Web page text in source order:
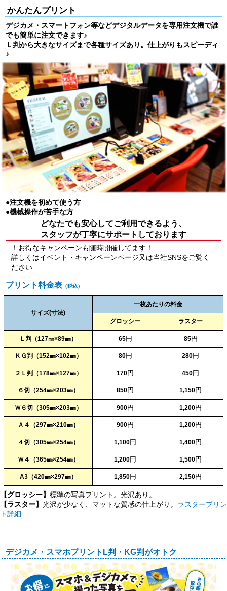
かんたんプリント
デジカメ・スマートフォン等などデジタルデータを専用注文機で誰
でも簡単に注文できます♪
Ｌ判から大きなサイズまで各種サイズあり。仕上がりもスピーディ
♪
●注文機を初めて使う方
●機械操作が苦手な方
どなたでも安心してご利用できるよう、
スタッフが丁寧にサポートしております
！お得なキャンペーンも随時開催してます！
詳しくはイベント・キャンペーンページ又は当社SNSをご覧く
ださい
プリント料金表 （税込）
サイズ(寸法)
一枚あたりの料金
グロッシー ラスター
Ｌ判（127㎜×89㎜） 65円 85円
ＫＧ判（152㎜×102㎜） 80円 280円
２Ｌ判（178㎜×127㎜） 170円 450円
６切（254㎜×203㎜） 850円 1,150円
Ｗ６切（305㎜×203㎜） 900円 1,200円
Ａ４（297㎜×210㎜） 900円 1,200円
４切（305㎜×254㎜） 1,100円 1,400円
Ｗ４（365㎜×254㎜） 1,200円 1,500円
A3（420㎜×297㎜） 1,850円 2,150円
【グロッシー】 標準の写真プリント。光沢あり。
【ラスター】 光沢が少なく、マットな質感の仕上がり。 ラスタープリン
ト詳細
デジカメ・スマホプリントL判・KG判がオトク